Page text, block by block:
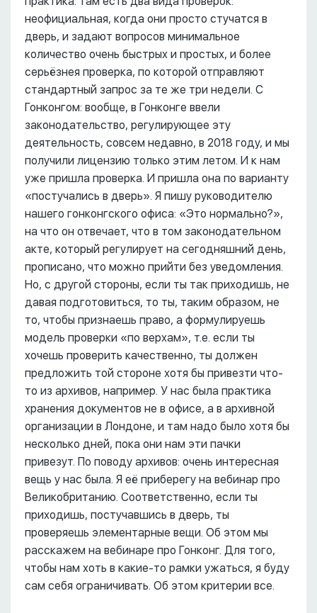
неофициальная, когда они просто стучатся в
дверь, и задают вопросов минимальное
количество очень быстрых и простых, и более
серьёзнея проверка, по которой отправляют
стандартный запрос за те же три недели. С
Гонконгом: вообще, в Гонконге ввели
законодательство, регулирующее эту
деятельность, совсем недавно, в 2018 году, и мы
получили лицензию только этим летом. И к нам
уже пришла проверка. И пришла она по варианту
«постучались в дверь». Я пишу руководителю
нашего гонконгского офиса: «Это нормально?»,
на что он отвечает, что в том законодательном
акте, который регулирует на сегодняшний день,
прописано, что можно прийти без уведомления.
Но, с другой стороны, если ты так приходишь, не
давая подготовиться, то ты, таким образом, не
то, чтобы признаешь право, а формулируешь
модель проверки «по верхам», т.е. если ты
хочешь проверить качественно, ты должен
предложить той стороне хотя бы привезти что-
то из архивов, например. У нас была практика
хранения документов не в офисе, а в архивной
организации в Лондоне, и там надо было хотя бы
несколько дней, пока они нам эти пачки
привезут. По поводу архивов: очень интересная
вещь у нас была. Я её приберегу на вебинар про
Великобританию. Соответственно, если ты
приходишь, постучавшись в дверь, ты
проверяешь элементарные вещи. Об этом мы
расскажем на вебинаре про Гонконг. Для того,
чтобы нам хоть в какие-то рамки ужаться, я буду
сам себя ограничивать. Об этом критерии все.